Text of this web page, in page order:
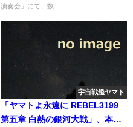
演奏会」にて、数...
宇宙戦艦ヤマト
「ヤマトよ永遠に REBEL3199
第五章 白熱の銀河大戦」、本編